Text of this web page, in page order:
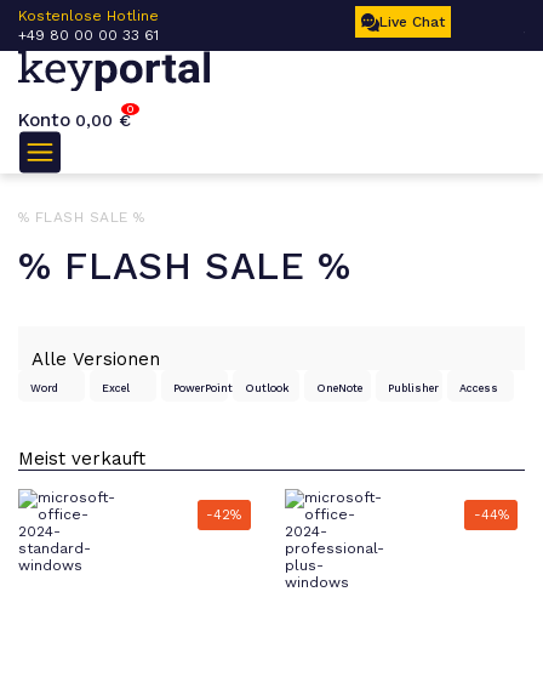
Kostenlose Hotline
+49 80 00 00 33 61
Live Chat
Konto
0
0,00 €
% FLASH SALE %
% FLASH SALE %
Word Excel PowerPoint Outlook OneNote Publisher Access
-42% -44%